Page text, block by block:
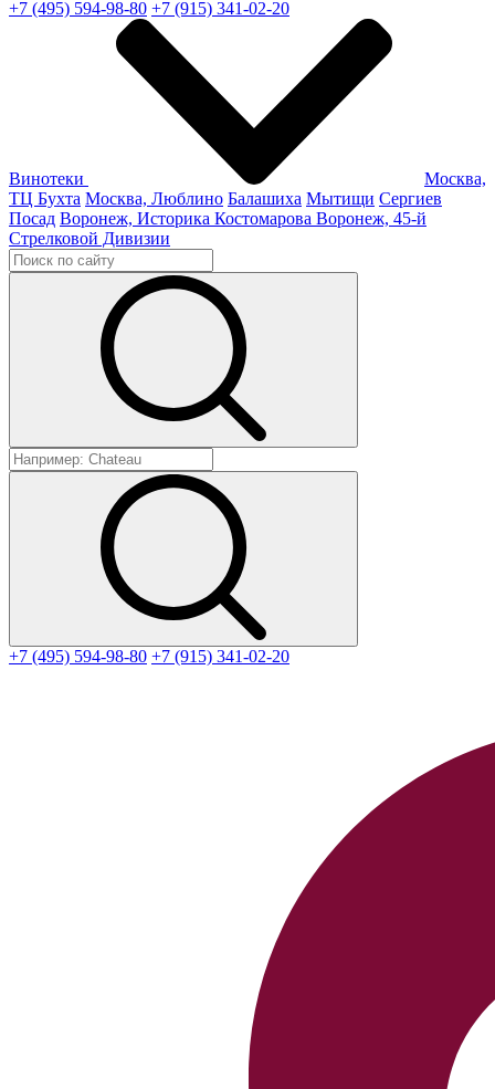
+7 (495) 594-98-80 +7 (915) 341-02-20
Винотеки
Москва,
ТЦ Бухта Москва, Люблино Балашиха Мытищи Сергиев
Посад Воронеж, Историка Костомарова Воронеж, 45-й
Стрелковой Дивизии
+7 (495) 594-98-80 +7 (915) 341-02-20